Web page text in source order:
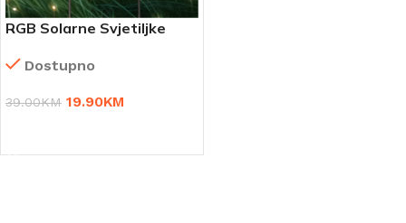
RGB Solarne Svjetiljke
Dostupno
39.00KM 19.90KM